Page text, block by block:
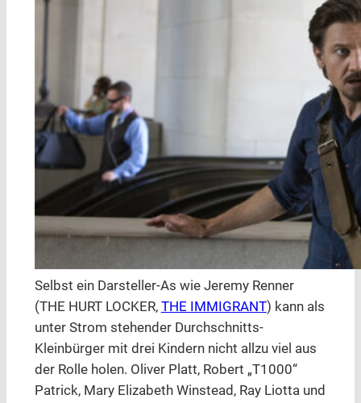
Selbst ein Darsteller-As wie Jeremy Renner
(THE HURT LOCKER, THE IMMIGRANT) kann als
unter Strom stehender Durchschnitts-
Kleinbürger mit drei Kindern nicht allzu viel aus
der Rolle holen. Oliver Platt, Robert „T1000“
Patrick, Mary Elizabeth Winstead, Ray Liotta und